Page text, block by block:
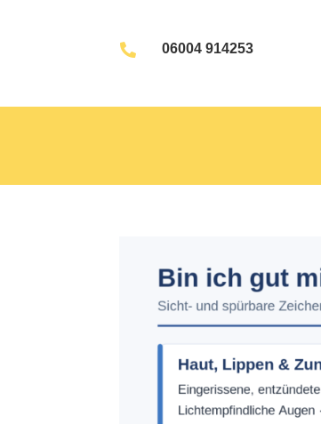
 06004 914253